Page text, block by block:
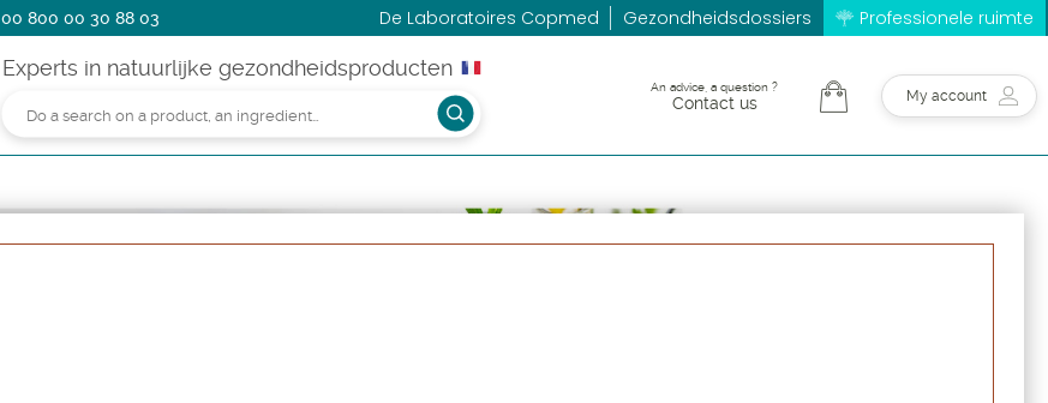
00 800 00 30 88 03 De Laboratoires Copmed Gezondheidsdossiers Professionele ruimte
Experts in natuurlijke gezondheidsproducten
An advice, a question ?
Contact us My account